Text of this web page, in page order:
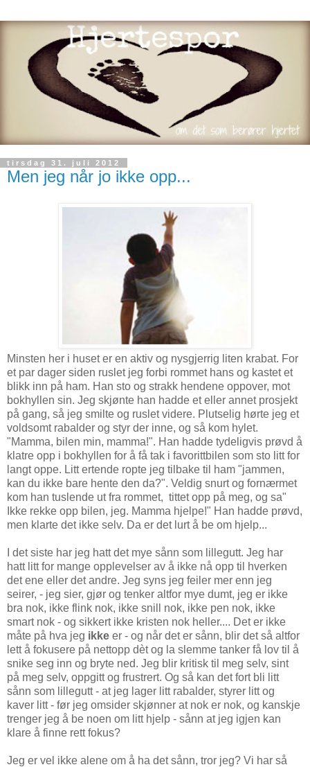
tirsdag 31. juli 2012
Men jeg når jo ikke opp...
Minsten her i huset er en aktiv og nysgjerrig liten krabat. For
et par dager siden ruslet jeg forbi rommet hans og kastet et
blikk inn på ham. Han sto og strakk hendene oppover, mot
bokhyllen sin. Jeg skjønte han hadde et eller annet prosjekt
på gang, så jeg smilte og ruslet videre. Plutselig hørte jeg et
voldsomt rabalder og styr der inne, og så kom hylet.
"Mamma, bilen min, mamma!". Han hadde tydeligvis prøvd å
klatre opp i bokhyllen for å få tak i favorittbilen som sto litt for
langt oppe. Litt ertende ropte jeg tilbake til ham "jammen,
kan du ikke bare hente den da?". Veldig snurt og fornærmet
kom han tuslende ut fra rommet, tittet opp på meg, og sa"
Ikke rekke opp bilen, jeg. Mamma hjelpe!" Han hadde prøvd,
men klarte det ikke selv. Da er det lurt å be om hjelp...
I det siste har jeg hatt det mye sånn som lillegutt. Jeg har
hatt litt for mange opplevelser av å ikke nå opp til hverken
det ene eller det andre. Jeg syns jeg feiler mer enn jeg
seirer, - jeg sier, gjør og tenker altfor mye dumt, jeg er ikke
bra nok, ikke flink nok, ikke snill nok, ikke pen nok, ikke
smart nok - og sikkert ikke kristen nok heller.... Det er ikke
måte på hva jeg ikke er - og når det er sånn, blir det så altfor
lett å fokusere på nettopp dèt og la slemme tanker få lov til å
snike seg inn og bryte ned. Jeg blir kritisk til meg selv, sint
på meg selv, oppgitt og frustrert. Og så kan det fort bli litt
sånn som lillegutt - at jeg lager litt rabalder, styrer litt og
kaver litt - før jeg omsider skjønner at nok er nok, og kanskje
trenger jeg å be noen om litt hjelp - sånn at jeg igjen kan
klare å finne rett fokus?
Jeg er vel ikke alene om å ha det sånn, tror jeg? Vi har så